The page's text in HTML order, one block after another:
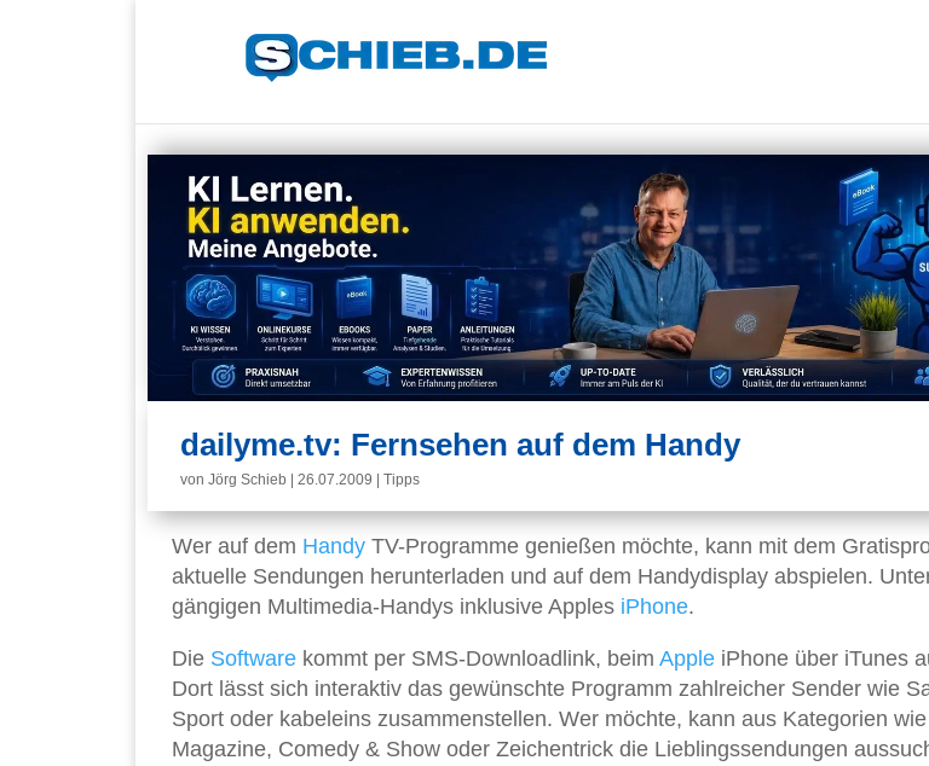
dailyme.tv: Fernsehen auf dem Handy
von Jörg Schieb 26.07.2009 Tipps
Wer auf dem Handy TV-Programme genießen möchte, kann mit dem
aktuelle Sendungen herunterladen und auf dem Handydisplay abspielen.
gängigen Multimedia-Handys inklusive Apples iPhone.
Die Software kommt per SMS-Downloadlink, beim Apple iPhone über iTunes
Dort lässt sich interaktiv das gewünschte Programm zahlreicher Sender wie
Sport oder kabeleins zusammenstellen. Wer möchte, kann aus Kategorien
Magazine, Comedy & Show oder Zeichentrick die Lieblingssendungen